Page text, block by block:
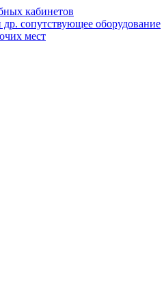
кабинетов
сопутствующее оборудование
мест